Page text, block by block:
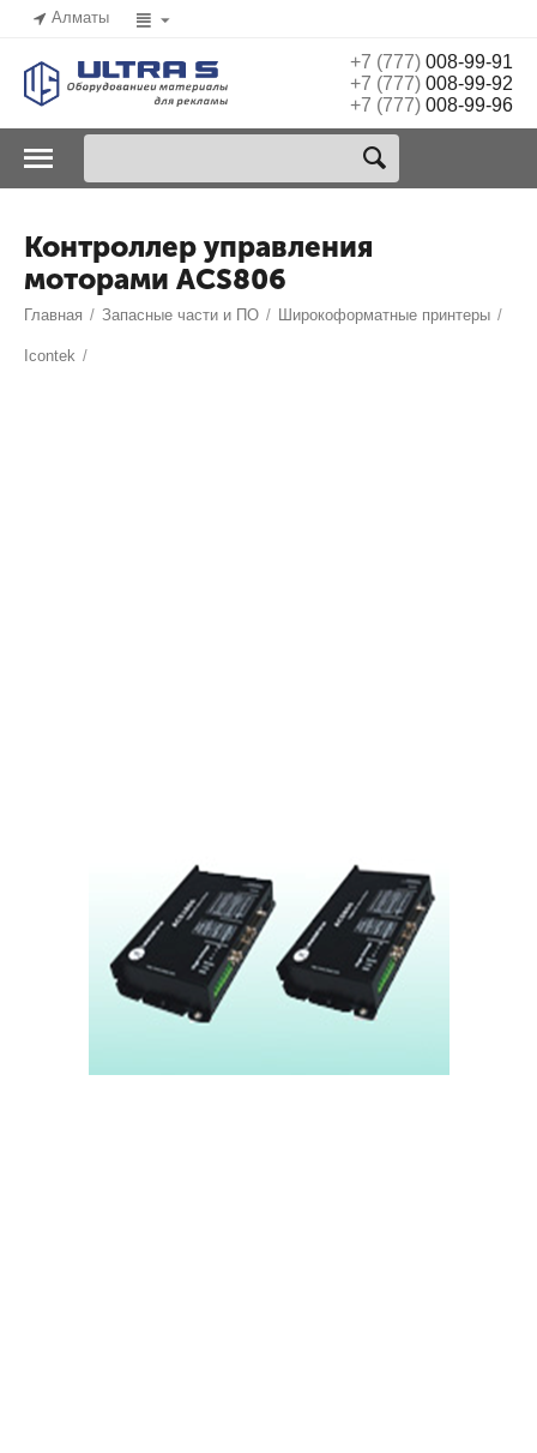
Алматы
+7 (777)008-99-91
+7 (777)008-99-92
+7 (777)008-99-96
Контроллер управления
моторами ACS806
Главная / Запасные части и ПО / Широкоформатные принтеры /
Icontek /